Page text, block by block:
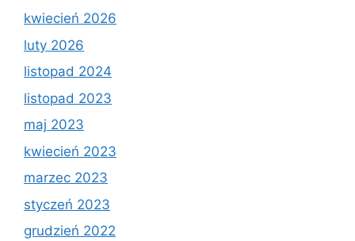
kwiecień 2026
luty 2026
listopad 2024
listopad 2023
maj 2023
kwiecień 2023
marzec 2023
styczeń 2023
grudzień 2022